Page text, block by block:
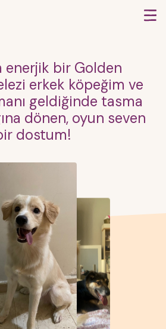
enerjik bir Golden
erkek köpeğim ve
geldiğinde tasma
dönen, oyun seven
dostum!